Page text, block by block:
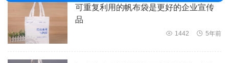
可重复利用的帆布袋是更好的企业宣传
品
 1442  5年前